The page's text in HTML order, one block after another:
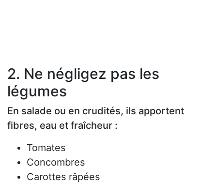
2. Ne négligez pas les
légumes
En salade ou en crudités, ils apportent
fibres, eau et fraîcheur :
Tomates
Concombres
Carottes râpées